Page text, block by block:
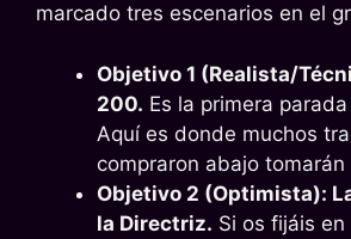
marcado tres escenarios en el
Objetivo 1 (Realista/
200. Es la primera
Aquí es donde muchos
compraron abajo
Objetivo 2 (Optimista):
la Directriz. Si os fijáis